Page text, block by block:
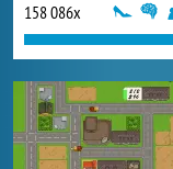
158 086x